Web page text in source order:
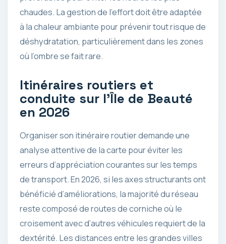
chaudes. La gestion de l’effort doit être adaptée
à la chaleur ambiante pour prévenir tout risque de
déshydratation, particulièrement dans les zones
où l’ombre se fait rare.
Itinéraires routiers et
conduite sur l’Île de Beauté
en 2026
Organiser son itinéraire routier demande une
analyse attentive de la carte pour éviter les
erreurs d’appréciation courantes sur les temps
de transport. En 2026, si les axes structurants ont
bénéficié d’améliorations, la majorité du réseau
reste composé de routes de corniche où le
croisement avec d’autres véhicules requiert de la
dextérité. Les distances entre les grandes villes